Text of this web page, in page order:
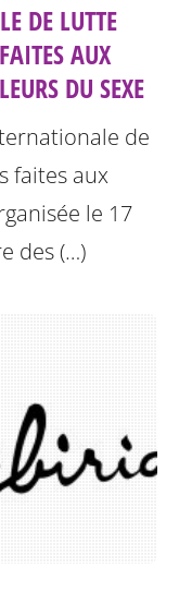
DE LUTTE
AUX
DU SEXE
de
faites aux
le 17
des (…)